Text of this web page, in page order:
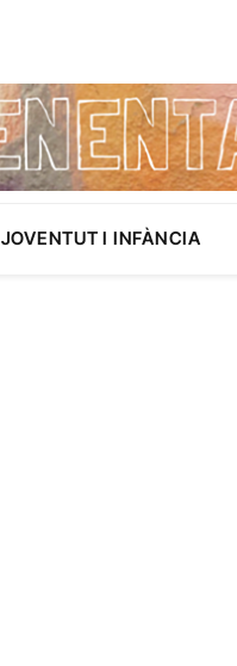
JOVENTUT I INFÀNCIA